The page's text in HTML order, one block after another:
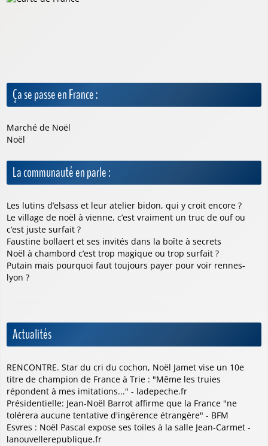
Ça se passe en France :
Marché de Noël
Noël
La communauté en parle :
Les lutins d’elsass et leur atelier bidon, qui y croit encore ?
Le village de noël à vienne, c’est vraiment un truc de ouf ou
c’est juste surfait ?
Faustine bollaert et ses invités dans la boîte à secrets
Noël à chambord c’est trop magique ou trop surfait ?
Putain mais pourquoi faut toujours payer pour voir rennes-
lyon ?
Actualités
RENCONTRE. Star du cri du cochon, Noël Jamet vise un 10e
titre de champion de France à Trie : "Même les truies
répondent à mes imitations..." - ladepeche.fr
Présidentielle: Jean-Noël Barrot affirme que la France "ne
tolérera aucune tentative d'ingérence étrangère" - BFM
Esvres : Noël Pascal expose ses toiles à la salle Jean-Carmet -
lanouvellerepublique.fr